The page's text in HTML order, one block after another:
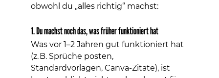
obwohl du „alles richtig“ machst:
1. Du machst noch das, was früher funktioniert hat
Was vor 1–2 Jahren gut funktioniert hat
(z. B. Sprüche posten,
Standardvorlagen, Canva-Zitate), ist